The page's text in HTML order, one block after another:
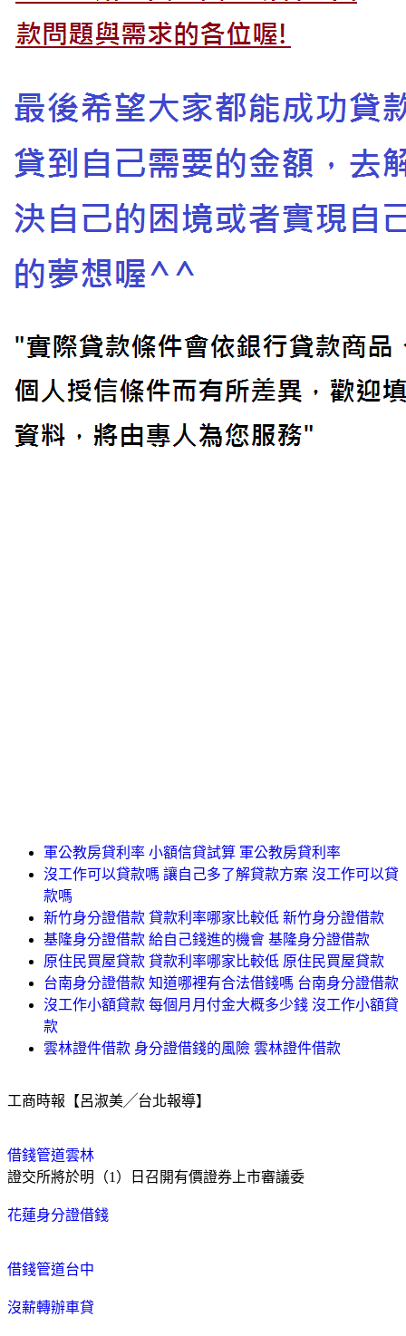
軍公教房貸利率 小額信貸試算 軍公教房貸利率
沒工作可以貸款嗎 讓自己多了解貸款方案 沒工作可以貸
款嗎
新竹身分證借款 貸款利率哪家比較低 新竹身分證借款
基隆身分證借款 給自己錢進的機會 基隆身分證借款
原住民買屋貸款 貸款利率哪家比較低 原住民買屋貸款
台南身分證借款 知道哪裡有合法借錢嗎 台南身分證借款
沒工作小額貸款 每個月月付金大概多少錢 沒工作小額貸
款
雲林證件借款 身分證借錢的風險 雲林證件借款
工商時報【呂淑美╱台北報導】
借錢管道雲林
證交所將於明（1）日召開有價證券上市審議委
花蓮身分證借錢
借錢管道台中
沒薪轉辦車貸